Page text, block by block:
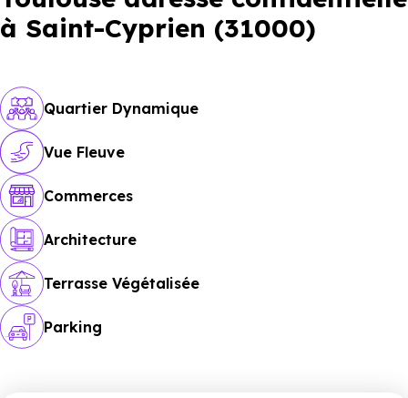
à Saint-Cyprien (31000)
Quartier Dynamique
Vue Fleuve
Commerces
Architecture
Terrasse Végétalisée
Parking